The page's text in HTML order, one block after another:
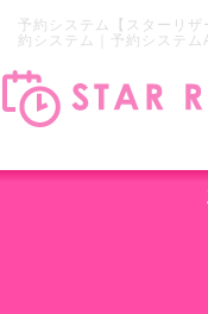
予約システム【スターリ
約システム｜予約システム